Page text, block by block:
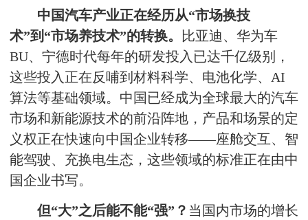
中国汽车产业正在经历从“市场换技
术”到“市场养技术”的转换。
比亚迪、华为车
BU、宁德时代每年的研发投入已达千亿级别，
这些投入正在反哺到材料科学、电池化学、AI
算法等基础领域。中国已经成为全球最大的汽车
市场和新能源技术的前沿阵地，产品和场景的定
义权正在快速向中国企业转移——座舱交互、智
能驾驶、充换电生态，这些领域的标准正在由中
国企业书写。
但“大”之后能不能“强”？ 当国内市场的增长